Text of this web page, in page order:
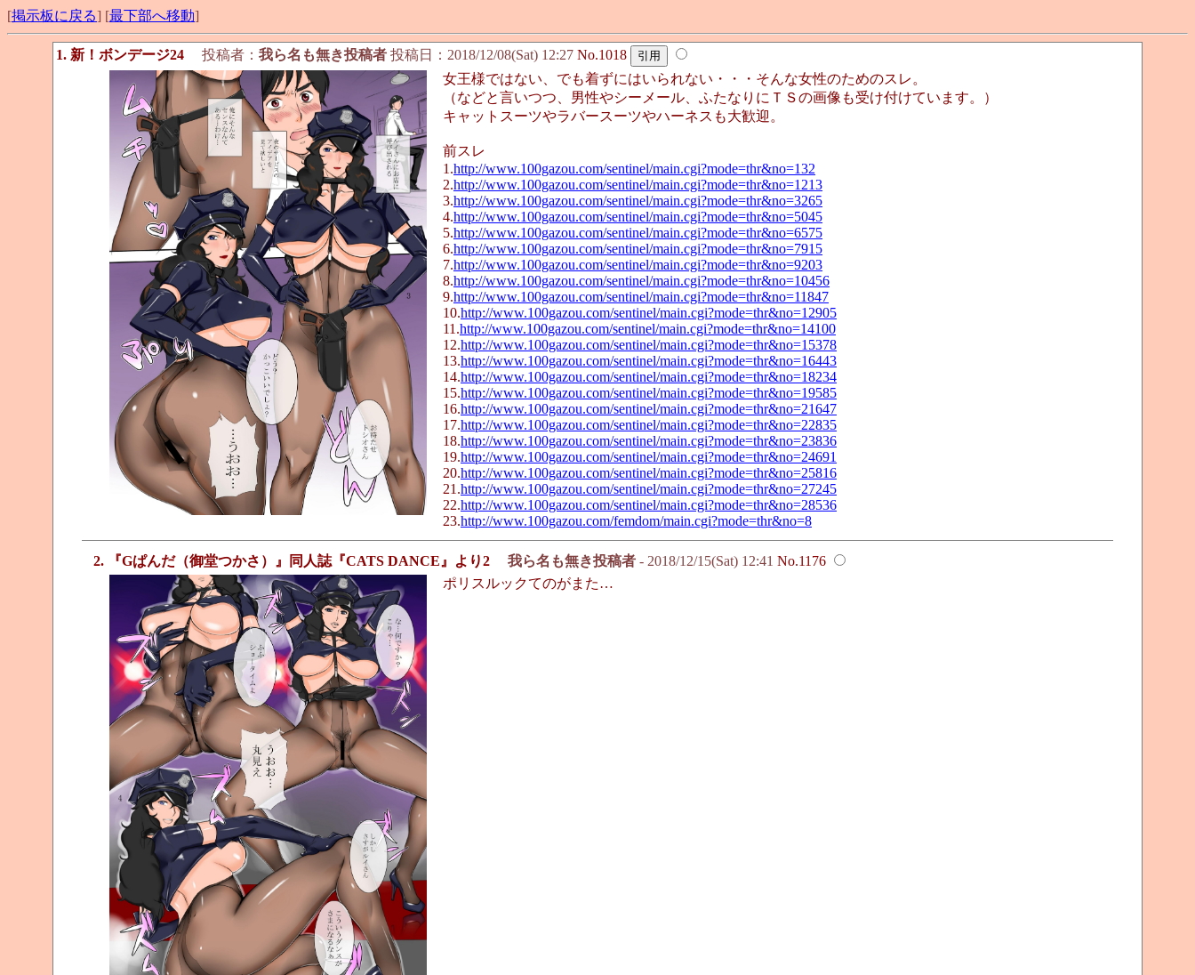
[掲示板に戻る] [最下部へ移動]
1. 新！ボンデージ24 投稿者： 我ら名も無き投稿者 投稿日：2018/12/08(Sat) 12:27 No.1018
女王様ではない、でも着ずにはいられない・・・そんな女性のためのスレ。
（などと言いつつ、男性やシーメール、ふたなりにＴＳの画像も受け付けています。）
キャットスーツやラバースーツやハーネスも大歓迎。
前スレ
1.http://www.100gazou.com/sentinel/main.cgi?mode=thr&no=132
2.http://www.100gazou.com/sentinel/main.cgi?mode=thr&no=1213
3.http://www.100gazou.com/sentinel/main.cgi?mode=thr&no=3265
4.http://www.100gazou.com/sentinel/main.cgi?mode=thr&no=5045
5.http://www.100gazou.com/sentinel/main.cgi?mode=thr&no=6575
6.http://www.100gazou.com/sentinel/main.cgi?mode=thr&no=7915
7.http://www.100gazou.com/sentinel/main.cgi?mode=thr&no=9203
8.http://www.100gazou.com/sentinel/main.cgi?mode=thr&no=10456
9.http://www.100gazou.com/sentinel/main.cgi?mode=thr&no=11847
10.http://www.100gazou.com/sentinel/main.cgi?mode=thr&no=12905
11.http://www.100gazou.com/sentinel/main.cgi?mode=thr&no=14100
12.http://www.100gazou.com/sentinel/main.cgi?mode=thr&no=15378
13.http://www.100gazou.com/sentinel/main.cgi?mode=thr&no=16443
14.http://www.100gazou.com/sentinel/main.cgi?mode=thr&no=18234
15.http://www.100gazou.com/sentinel/main.cgi?mode=thr&no=19585
16.http://www.100gazou.com/sentinel/main.cgi?mode=thr&no=21647
17.http://www.100gazou.com/sentinel/main.cgi?mode=thr&no=22835
18.http://www.100gazou.com/sentinel/main.cgi?mode=thr&no=23836
19.http://www.100gazou.com/sentinel/main.cgi?mode=thr&no=24691
20.http://www.100gazou.com/sentinel/main.cgi?mode=thr&no=25816
21.http://www.100gazou.com/sentinel/main.cgi?mode=thr&no=27245
22.http://www.100gazou.com/sentinel/main.cgi?mode=thr&no=28536
23.http://www.100gazou.com/femdom/main.cgi?mode=thr&no=8
2. 『Gぱんだ（御堂つかさ）』同人誌『CATS DANCE』より2 我ら名も無き投稿者 - 2018/12/15(Sat) 12:41 No.1176
ポリスルックてのがまた…